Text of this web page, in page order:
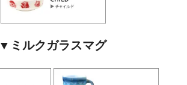
▼ミルクガラスマグ